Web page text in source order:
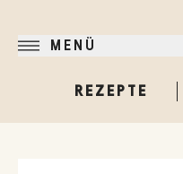
MENÜ
REZEPTE